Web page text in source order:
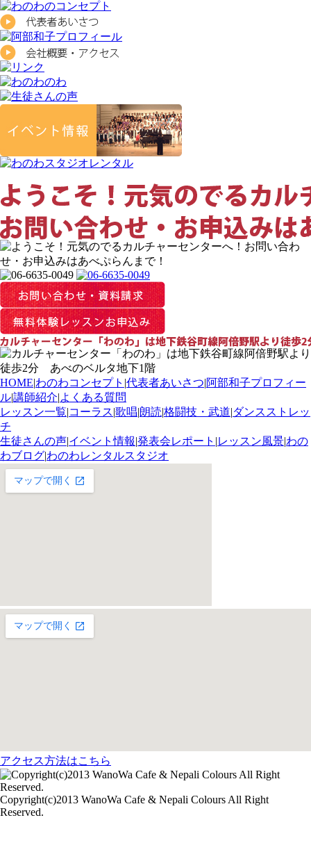
HOME|わのわコンセプト |代表者あいさつ|阿部和子プロフィー
ル|講師紹介|よくある質問
レッスン一覧|コーラス|歌唱|朗読|格闘技・武道|ダンスストレッ
チ
生徒さんの声|イベント情報|発表会レポート |レッスン風景|わの
わブログ|わのわレンタルスタジオ
アクセス方法はこちら
Copyright(c)2013 WanoWa Cafe & Nepali Colours All Right
Reserved.